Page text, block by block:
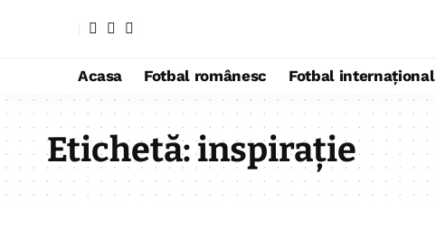
Acasa Fotbal românesc Fotbal internațional
Etichetă:inspirație